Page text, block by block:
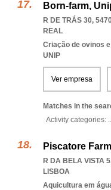
Born-farm,
R DE TRÁS 30,
REAL
Criação de ovinos
UNIP
Ver empresa
Matches in the
Activity categories:
Piscatore
R DA BELA VISTA
LISBOA
Aquicultura em